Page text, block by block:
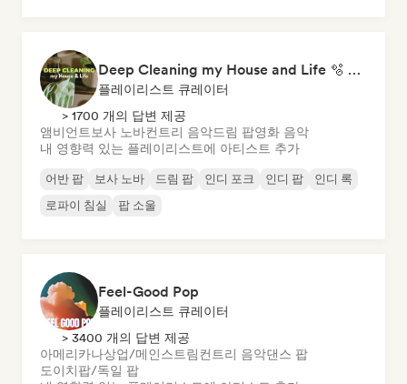
Deep Cleaning my House and Life 🫧 Bedroom Pop & Indie Pop
플레이리스트 큐레이터
> 1700 개의 답변 제공
앰비언트 보사 노바컨트리 음악드림 팝영화 음악
내 영향력 있는 플레이리스트에 아티스트 추가
어반 팝 보사 노바 드림 팝 인디 포크 인디 팝
인디 록
로파이 침실
팝 소울
Feel-Good Pop
플레이리스트 큐레이터
> 3400 개의 답변 제공
아메리카나상업/메인스트림컨트리 음악댄스 팝
도이치팝/독일 팝